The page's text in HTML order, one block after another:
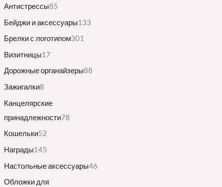
Антистрессы85
Бейджи и аксессуары133
Брелки с логотипом301
Визитницы17
Дорожные органайзеры88
Зажигалки8
Канцелярские
принадлежности78
Кошельки52
Награды145
Настольные аксессуары46
Обложки для